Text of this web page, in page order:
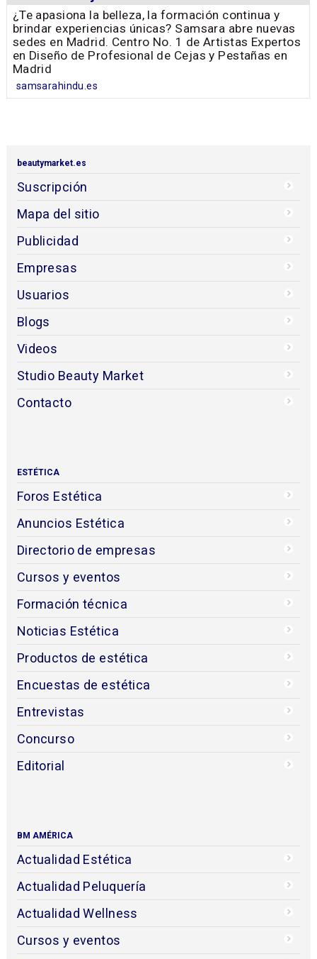
¿Te apasiona la belleza, la formación continua y
brindar experiencias únicas? Samsara abre nuevas
sedes en Madrid. Centro No. 1 de Artistas Expertos
en Diseño de Profesional de Cejas y Pestañas en
Madrid
samsarahindu.es
beautymarket.es
Suscripción
Mapa del sitio
Publicidad
Empresas
Usuarios
Blogs
Videos
Studio Beauty Market
Contacto
ESTÉTICA
Foros Estética
Anuncios Estética
Directorio de empresas
Cursos y eventos
Formación técnica
Noticias Estética
Productos de estética
Encuestas de estética
Entrevistas
Concurso
Editorial
BM AMÉRICA
Actualidad Estética
Actualidad Peluquería
Actualidad Wellness
Cursos y eventos